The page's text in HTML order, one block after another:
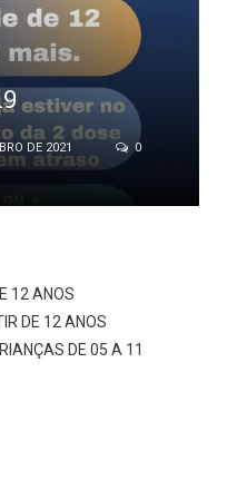
DE 2021
0
12 ANOS
DE 12 ANOS
DE 05 A 11